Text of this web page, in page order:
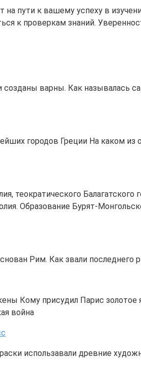
пути к вашему успеху в
к проверкам знаний.
варны. Как называлась
городов Греции На каком
теократического Балагатского
Образование Бурят-
Рим. Как звали последнего
Кому присудил Парис
война
использавали древние